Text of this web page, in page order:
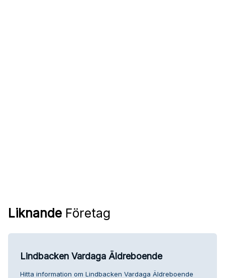
Liknande Företag
Lindbacken Vardaga Äldreboende
Hitta information om Lindbacken Vardaga Äldreboende